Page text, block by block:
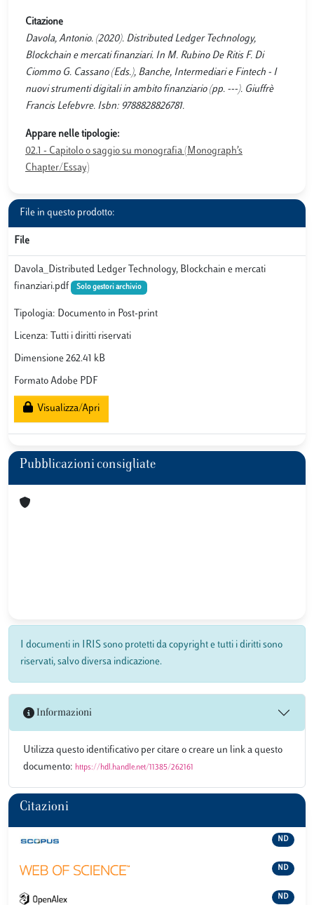
Citazione
Davola, Antonio. (2020). Distributed Ledger Technology,
Blockchain e mercati finanziari. In M. Rubino De Ritis F. Di
Ciommo G. Cassano (Eds.), Banche, Intermediari e Fintech - I
nuovi strumenti digitali in ambito finanziario (pp. ---). Giuffrè
Francis Lefebvre. Isbn: 9788828826781.
Appare nelle tipologie:
02.1 - Capitolo o saggio su monografia (Monograph’s
Chapter/Essay)
File in questo prodotto:
File
Davola_Distributed Ledger Technology, Blockchain e mercati
finanziari.pdf
Solo gestori archivio
Tipologia: Documento in Post-print
Licenza: Tutti i diritti riservati
Dimensione 262.41 kB
Formato Adobe PDF
Visualizza/Apri
Pubblicazioni consigliate
I documenti in IRIS sono protetti da copyright e tutti i diritti sono
riservati, salvo diversa indicazione.
Informazioni
Utilizza questo identificativo per citare o creare un link a questo
documento: https://hdl.handle.net/11385/262161
Citazioni
ND
ND
ND